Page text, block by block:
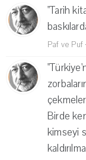
"Tarih
Paf ve Puf ·
Birde
kimseyi